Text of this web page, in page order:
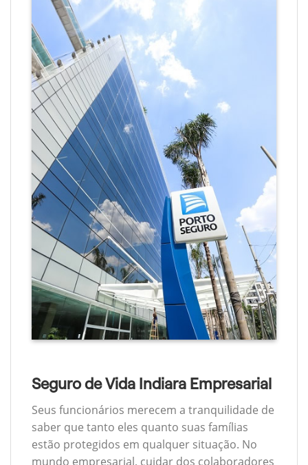
Seguro de Vida Indiara Empresarial
Seus funcionários merecem a tranquilidade de
saber que tanto eles quanto suas famílias
estão protegidos em qualquer situação. No
mundo empresarial, cuidar dos colaboradores